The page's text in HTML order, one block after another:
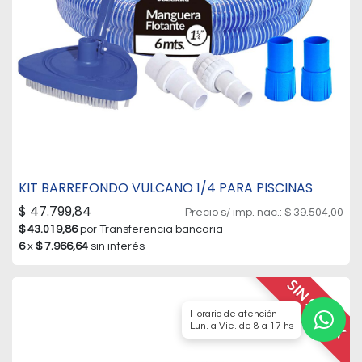
KIT BARREFONDO VULCANO 1/4 PARA PISCINAS
$ 47.799,84 Precio s/ imp. nac.: $ 39.504,00
$43.019,86 por Transferencia bancaria
6x $7.966,64 sin interés
SIN STOCK
Horario de atención
Lun. a Vie. de 8 a 17 hs